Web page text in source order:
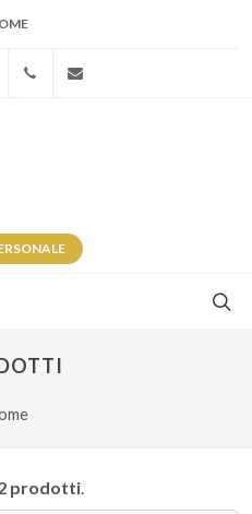
Linkedin+39 345 281 0246
prodotti.